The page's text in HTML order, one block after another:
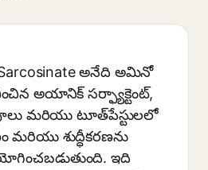
Sarcosinate అనేది అమినో
అయానిక్ సర్ఫ్యాక్టెంట్,
మరియు టూత్‌పేస్టులలో
మరియు శుద్ధీకరణను
ఇది